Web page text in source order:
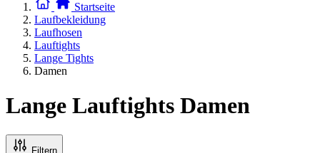
Startseite
Laufbekleidung
Laufhosen
Lauftights
Lange Tights
Damen
Lange Lauftights Damen
Filtern